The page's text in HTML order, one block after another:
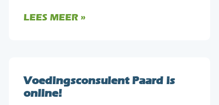
LEES MEER »
Voedingsconsulent Paard is
online!